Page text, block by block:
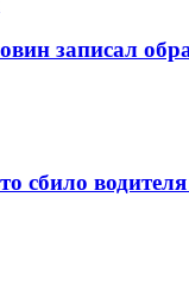
записал
сбило